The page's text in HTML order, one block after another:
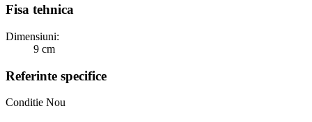
Fisa tehnica
Dimensiuni:
9 cm
Referinte specifice
Conditie Nou